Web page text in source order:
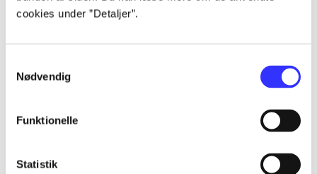
cookies under ”Detaljer”.
Nødvendig
Funktionelle
Statistik
...
...
...